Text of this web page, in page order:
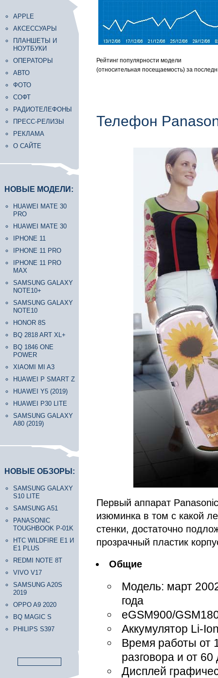
APPLE
АКСЕССУАРЫ
ПЛАНШЕТЫ И
НОУТБУКИ
ОПЕРАТОРЫ
АВТО
ФОТО
СОФТ
РАДИОТЕЛЕФОНЫ
ПРЕСС-РЕЛИЗЫ
РЕКЛАМА
О САЙТЕ
НОВЫЕ МОДЕЛИ:
HUAWEI MATE 30
PRO
HUAWEI MATE 30
IPHONE 11
IPHONE 11 PRO
IPHONE 11 PRO
MAX
SAMSUNG GALAXY
NOTE10+
SAMSUNG GALAXY
NOTE10
HONOR 8S
BQ 2818 ART XL+
BQ 1846 ONE
POWER
XIAOMI MI A3
HUAWEI P SMART Z
HUAWEI Y5 (2019)
HUAWEI P30 LITE
SAMSUNG GALAXY
A80 (2019)
НОВЫЕ ОБЗОРЫ:
SAMSUNG GALAXY
S10 LITE
SAMSUNG A51
PANASONIC
TOUGHBOOK P-01K
HTC WILDFIRE E1 И
E1 PLUS
REDMI NOTE 8T
VIVO V17
SAMSUNG A20S
2019
OPPO A9 2020
BQ MAGIC S
PHILIPS S397
Рейтинг популярности модели
(относительная посещаемость) за
Телефон
Первый аппарат
изюминка в том с какой
стенки, достаточно
прозрачный пластик
Общие
Модель: март
года
eGSM900/
Аккумулятор Li-
Время работы от
разговора и от
Дисплей